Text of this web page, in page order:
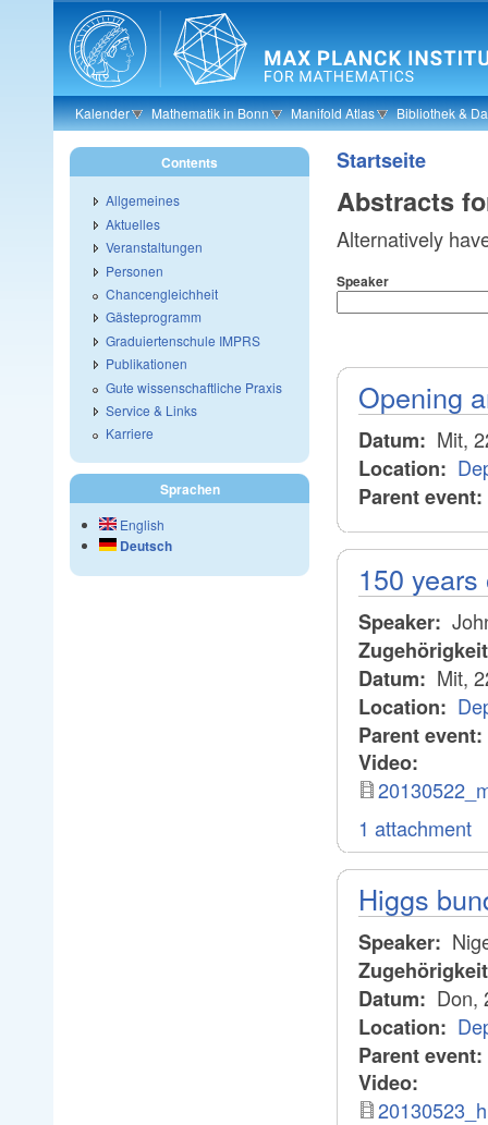
Skip to main content
Kalender Mathematik in Bonn Manifold Atlas Bibliothek &
Startseite
Abstracts
Alternatively
Speaker
Opening
Datum: Mit,
Location:
Parent event:
150
Speaker:
Datum: Mit,
Location:
Parent event:
Video:
1 attachment
Higgs
Speaker:
Datum: Don,
Location:
Parent event:
Video:
Contents
Allgemeines
Aktuelles
Veranstaltungen
Personen
Chancengleichheit
Gästeprogramm
Graduiertenschule IMPRS
Publikationen
Gute wissenschaftliche Praxis
Service & Links
Karriere
Sprachen
English
Deutsch